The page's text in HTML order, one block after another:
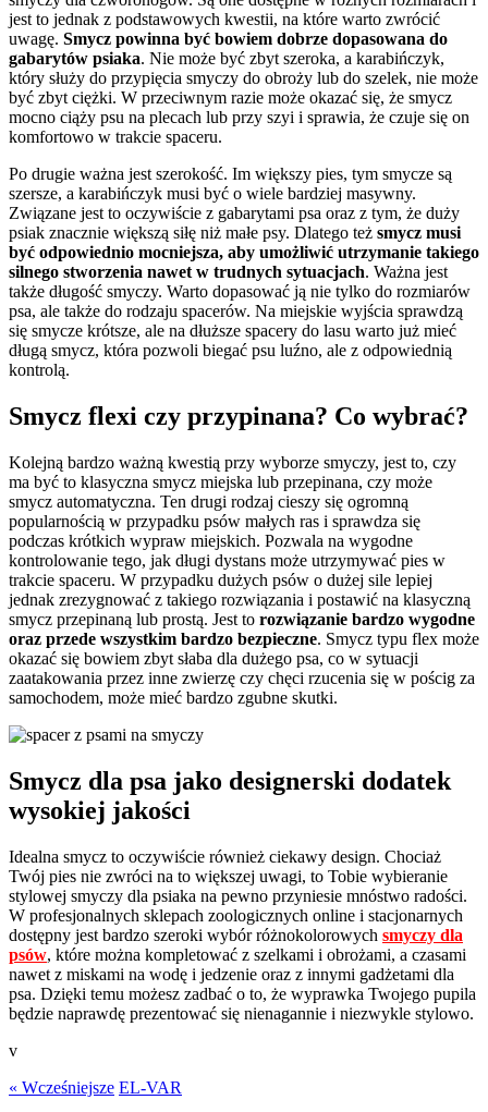
jest to jednak z podstawowych kwestii, na które warto zwrócić
uwagę. Smycz powinna być bowiem dobrze dopasowana do
gabarytów psiaka. Nie może być zbyt szeroka, a karabińczyk,
który służy do przypięcia smyczy do obroży lub do szelek, nie może
być zbyt ciężki. W przeciwnym razie może okazać się, że smycz
mocno ciąży psu na plecach lub przy szyi i sprawia, że czuje się on
komfortowo w trakcie spaceru.
Po drugie ważna jest szerokość. Im większy pies, tym smycze są
szersze, a karabińczyk musi być o wiele bardziej masywny.
Związane jest to oczywiście z gabarytami psa oraz z tym, że duży
psiak znacznie większą siłę niż małe psy. Dlatego też smycz musi
być odpowiednio mocniejsza, aby umożliwić utrzymanie takiego
silnego stworzenia nawet w trudnych sytuacjach. Ważna jest
także długość smyczy. Warto dopasować ją nie tylko do rozmiarów
psa, ale także do rodzaju spacerów. Na miejskie wyjścia sprawdzą
się smycze krótsze, ale na dłuższe spacery do lasu warto już mieć
długą smycz, która pozwoli biegać psu luźno, ale z odpowiednią
kontrolą.
Smycz flexi czy przypinana? Co wybrać?
Kolejną bardzo ważną kwestią przy wyborze smyczy, jest to, czy
ma być to klasyczna smycz miejska lub przepinana, czy może
smycz automatyczna. Ten drugi rodzaj cieszy się ogromną
popularnością w przypadku psów małych ras i sprawdza się
podczas krótkich wypraw miejskich. Pozwala na wygodne
kontrolowanie tego, jak długi dystans może utrzymywać pies w
trakcie spaceru. W przypadku dużych psów o dużej sile lepiej
jednak zrezygnować z takiego rozwiązania i postawić na klasyczną
smycz przepinaną lub prostą. Jest to rozwiązanie bardzo wygodne
oraz przede wszystkim bardzo bezpieczne. Smycz typu flex może
okazać się bowiem zbyt słaba dla dużego psa, co w sytuacji
zaatakowania przez inne zwierzę czy chęci rzucenia się w pościg za
samochodem, może mieć bardzo zgubne skutki.
Smycz dla psa jako designerski dodatek
wysokiej jakości
Idealna smycz to oczywiście również ciekawy design. Chociaż
Twój pies nie zwróci na to większej uwagi, to Tobie wybieranie
stylowej smyczy dla psiaka na pewno przyniesie mnóstwo radości.
W profesjonalnych sklepach zoologicznych online i stacjonarnych
dostępny jest bardzo szeroki wybór różnokolorowych smyczy dla
psów, które można kompletować z szelkami i obrożami, a czasami
nawet z miskami na wodę i jedzenie oraz z innymi gadżetami dla
psa. Dzięki temu możesz zadbać o to, że wyprawka Twojego pupila
będzie naprawdę prezentować się nienagannie i niezwykle stylowo.
v
« Wcześniejsze EL-VAR